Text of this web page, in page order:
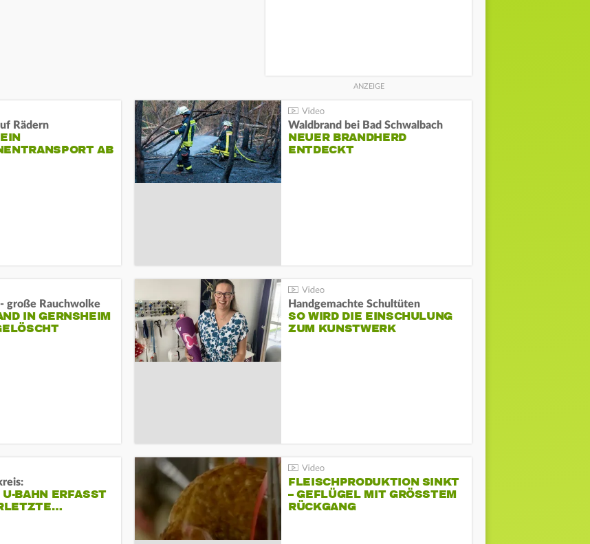
Rädern
AB
Waldbrand bei Bad Schwalbach
NEUER BRANDHERD
ENTDECKT
große Rauchwolke
IN GERNSHEIM E
Handgemachte Schultüten
SO WIRD DIE EINSCHULUNG
ZUM KUNSTWERK
BAHN ERFASST
FLEISCHPRODUKTION SINKT
– GEFLÜGEL MIT GRÖSSTEM R
ÜCKGANG